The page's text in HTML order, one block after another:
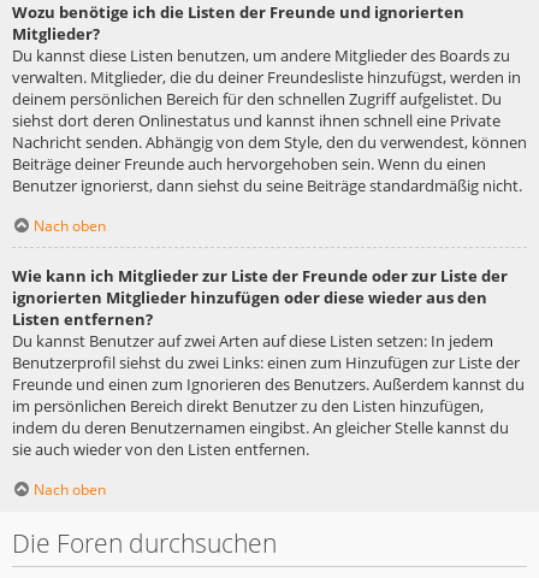
Wozu benötige ich die Listen der Freunde und ignorierten
Mitglieder?
Du kannst diese Listen benutzen, um andere Mitglieder des Boards zu
verwalten. Mitglieder, die du deiner Freundesliste hinzufügst, werden in
deinem persönlichen Bereich für den schnellen Zugriff aufgelistet. Du
siehst dort deren Onlinestatus und kannst ihnen schnell eine Private
Nachricht senden. Abhängig von dem Style, den du verwendest, können
Beiträge deiner Freunde auch hervorgehoben sein. Wenn du einen
Benutzer ignorierst, dann siehst du seine Beiträge standardmäßig nicht.
Nach oben
Wie kann ich Mitglieder zur Liste der Freunde oder zur Liste der
ignorierten Mitglieder hinzufügen oder diese wieder aus den
Listen entfernen?
Du kannst Benutzer auf zwei Arten auf diese Listen setzen: In jedem
Benutzerprofil siehst du zwei Links: einen zum Hinzufügen zur Liste der
Freunde und einen zum Ignorieren des Benutzers. Außerdem kannst du
im persönlichen Bereich direkt Benutzer zu den Listen hinzufügen,
indem du deren Benutzernamen eingibst. An gleicher Stelle kannst du
sie auch wieder von den Listen entfernen.
Nach oben
Die Foren durchsuchen